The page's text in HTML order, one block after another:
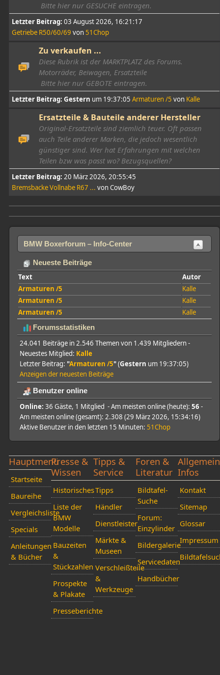
Bitte hier nur GESUCHE eintragen.
Letzter Beitrag: 03 August 2026, 16:21:17
Getriebe R50/60/69 von 51Chop
Zu verkaufen ...
Diese Rubrik ist der MARKTPLATZ des Forums.
Motorräder, Beiwagen, Ersatzteile
Bitte hier nur GEBOTE eintragen.
Letzter Beitrag: Gestern um 19:37:05 Armaturen /5 von Kalle
Ersatzteile & Bauteile anderer Hersteller
Original-Ersatzteile sind ziemlich teuer. Oft passen
auch Teile anderer Marken, die jedoch wesentlich
günstiger sind. Wer hat Erfahrungen mit welchen
Teilen bzw was passt wo? Bezugsquellen?
Letzter Beitrag: 20 März 2026, 20:55:45
Bremsbacke Vollnabe R67 ... von CowBoy
BMW Boxerforum – Info-Center
Neueste Beiträge
Text
Autor
Armaturen /5
Kalle
Armaturen /5
Kalle
Armaturen /5
Kalle
Forumsstatistiken
24.041 Beiträge in 2.546 Themen von 1.439 Mitgliedern -
Neuestes Mitglied: Kalle
Letzter Beitrag: "Armaturen /5"(Gestern um 19:37:05)
Anzeigen der neuesten Beiträge
Benutzer online
Online: 36 Gäste, 1 Mitglied - Am meisten online (heute): 56 -
Am meisten online (gesamt): 2.308 (29 März 2026, 15:34:16)
Aktive Benutzer in den letzten 15 Minuten: 51Chop
Hauptmenü
Startseite
Baureihe
Vergleichsliste
Specials
Anleitungen
& Bücher
Presse &
Wissen
Historisches
Liste der
BMW
Modelle
Bauzeiten
&
Stückzahlen
Prospekte
& Plakate
Presseberichte
Tipps &
Service
Tipps
Händler
Dienstleister
Märkte &
Museen
Verschleißteile
&
Werkzeuge
Foren &
Literatur
Bildtafel-
Suche
Forum:
Einzylinder
Bildergalerie
Servicedaten
Handbücher
Infos
Kontakt
Sitemap
Glossar
Impressum